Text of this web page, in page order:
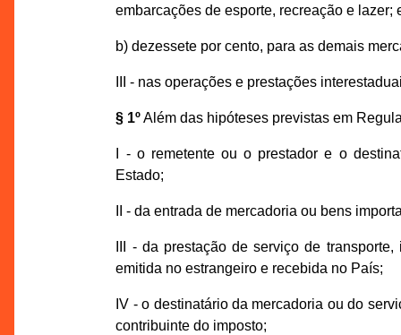
embarcações de esporte, recreação e
b) dezessete por cento, para as demais
III - nas operações e prestações
§ 1ºAlém das hipóteses previstas em
I - o remetente ou o prestador e o
Estado;
II - da entrada de mercadoria ou bens
III - da prestação de serviço de
emitida no estrangeiro e recebida no País;
IV - o destinatário da mercadoria ou do
contribuinte do imposto;